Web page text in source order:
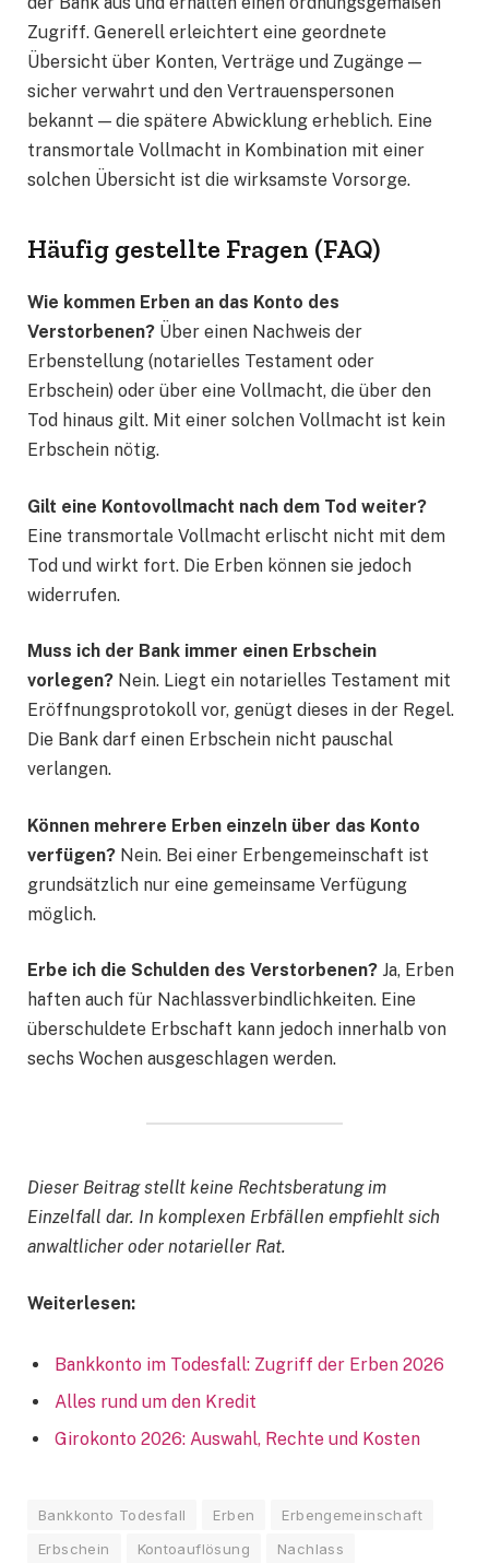
Zugriff. Generell erleichtert eine geordnete
Übersicht über Konten, Verträge und Zugänge —
sicher verwahrt und den Vertrauenspersonen
bekannt — die spätere Abwicklung erheblich. Eine
transmortale Vollmacht in Kombination mit einer
solchen Übersicht ist die wirksamste Vorsorge.
Häufig gestellte Fragen (FAQ)
Wie kommen Erben an das Konto des
Verstorbenen? Über einen Nachweis der
Erbenstellung (notarielles Testament oder
Erbschein) oder über eine Vollmacht, die über den
Tod hinaus gilt. Mit einer solchen Vollmacht ist kein
Erbschein nötig.
Gilt eine Kontovollmacht nach dem Tod weiter?
Eine transmortale Vollmacht erlischt nicht mit dem
Tod und wirkt fort. Die Erben können sie jedoch
widerrufen.
Muss ich der Bank immer einen Erbschein
vorlegen? Nein. Liegt ein notarielles Testament mit
Eröffnungsprotokoll vor, genügt dieses in der Regel.
Die Bank darf einen Erbschein nicht pauschal
verlangen.
Können mehrere Erben einzeln über das Konto
verfügen? Nein. Bei einer Erbengemeinschaft ist
grundsätzlich nur eine gemeinsame Verfügung
möglich.
Erbe ich die Schulden des Verstorbenen? Ja, Erben
haften auch für Nachlassverbindlichkeiten. Eine
überschuldete Erbschaft kann jedoch innerhalb von
sechs Wochen ausgeschlagen werden.
Dieser Beitrag stellt keine Rechtsberatung im
Einzelfall dar. In komplexen Erbfällen empfiehlt sich
anwaltlicher oder notarieller Rat.
Weiterlesen:
Bankkonto im Todesfall: Zugriff der Erben 2026
Alles rund um den Kredit
Girokonto 2026: Auswahl, Rechte und Kosten
Bankkonto Todesfall Erben
Erbengemeinschaft
Erbschein
Kontoauflösung
Nachlass